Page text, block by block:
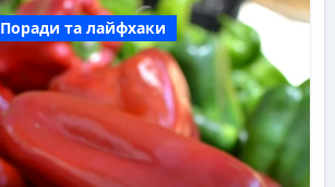
Поради та лайфхаки